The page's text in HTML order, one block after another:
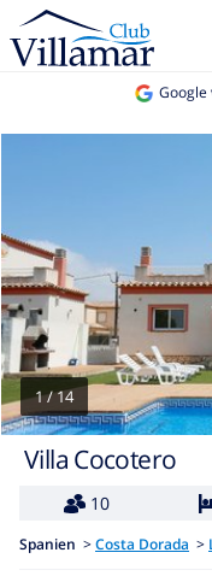
1/14
Villa Cocotero
10
Spanien > Costa Dorada >